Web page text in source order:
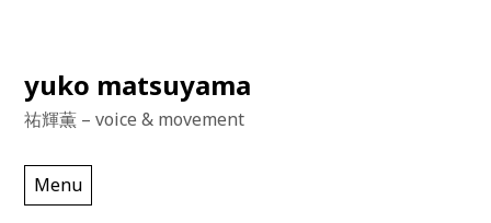
Skip
content
yuko matsuyama
祐輝薫 – voice & movement
Menu